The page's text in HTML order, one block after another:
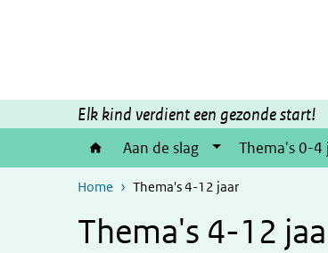
Elk kind verdient een gezonde start!
Aan de slag Thema's 0-4
Home Thema's 4-12 jaar
Thema's 4-12